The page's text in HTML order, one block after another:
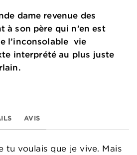
dame revenue des
à son père qui n’en est
l’inconsolable vie
interprété au plus juste
AVIS
tu voulais que je vive. Mais